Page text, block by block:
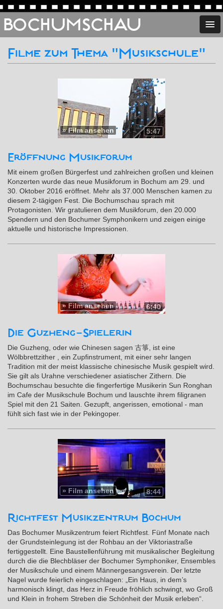
BOCHUMSCHAU
Filme zum Thema "Musikschule"
5:47
»Film ansehen
Eröffnung Musikforum
Mit einem großen Bürgerfest und zahlreichen großen und kleinen
Konzerten wurde das neue Musikforum in Bochum am 29. und
30. Oktober 2016 eröffnet. Mehr als 37.000 Menschen kamen zu
diesem 2-tägigen Fest. Die Bochumschau sprach mit
Protagonisten. Wir gratulieren dem Musikforum, den 20.000
Spendern und den Bochumer Symphonikern und zeigen einige
aktuelle und historische Impressionen.
6:40
»Film ansehen
Die Guzheng-Spielerin
Die Guzheng, oder wie Chinesen sagen 古箏, ist eine
Wölbbrettzither , ein Zupfinstrument, mit einer sehr langen
Tradition mit der meist klassische chinesische Musik gespielt wird.
Sie gilt als Urahne verschiedener asiatischer Zithern. Die
Bochumschau besuchte die fingerfertige Musikerin Sun Ronghan
im Cafe der Musikschule Bochum und lauschte ihrem filigranen
Spiel mit den 21 Saiten. Gezupft, angerissen, emotional - man
fühlt sich fast wie in der Pekingoper.
8:44
» Film ansehen
Richtfest Musikzentrum Bochum
Das Bochumer Musikzentrum feiert Richtfest. Fünf Monate nach
der Grundsteinlegung ist der Rohbau an der Viktoriastraße
fertiggestellt. Eine Baustellenführung mit musikalischer Begleitung
durch die die Blechbläser der Bochumer Symphoniker, Ensembles
der Musikschule und einem Männergesangsverein. Der letzte
Nagel wurde feierlich eingeschlagen: „Ein Haus, in dem’s
harmonisch klingt, das Herz in Freude fröhlich schwingt, wo Groß
und Klein in frohem Streben die Schönheit der Musik erleben“.